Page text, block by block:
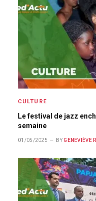
CULTURE
Le festival de jazz
semaine
01/05/2025 BY GENEVIÈVE